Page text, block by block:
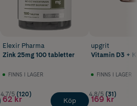
Elexir Pharma
Zink 25mg 100 tabletter
FINNS I LAGER
4.7/5 (120)
62 kr Köp
upgrit
Vitamin D3 +
FINNS I LAGER
4.8/5 (31)
169 kr